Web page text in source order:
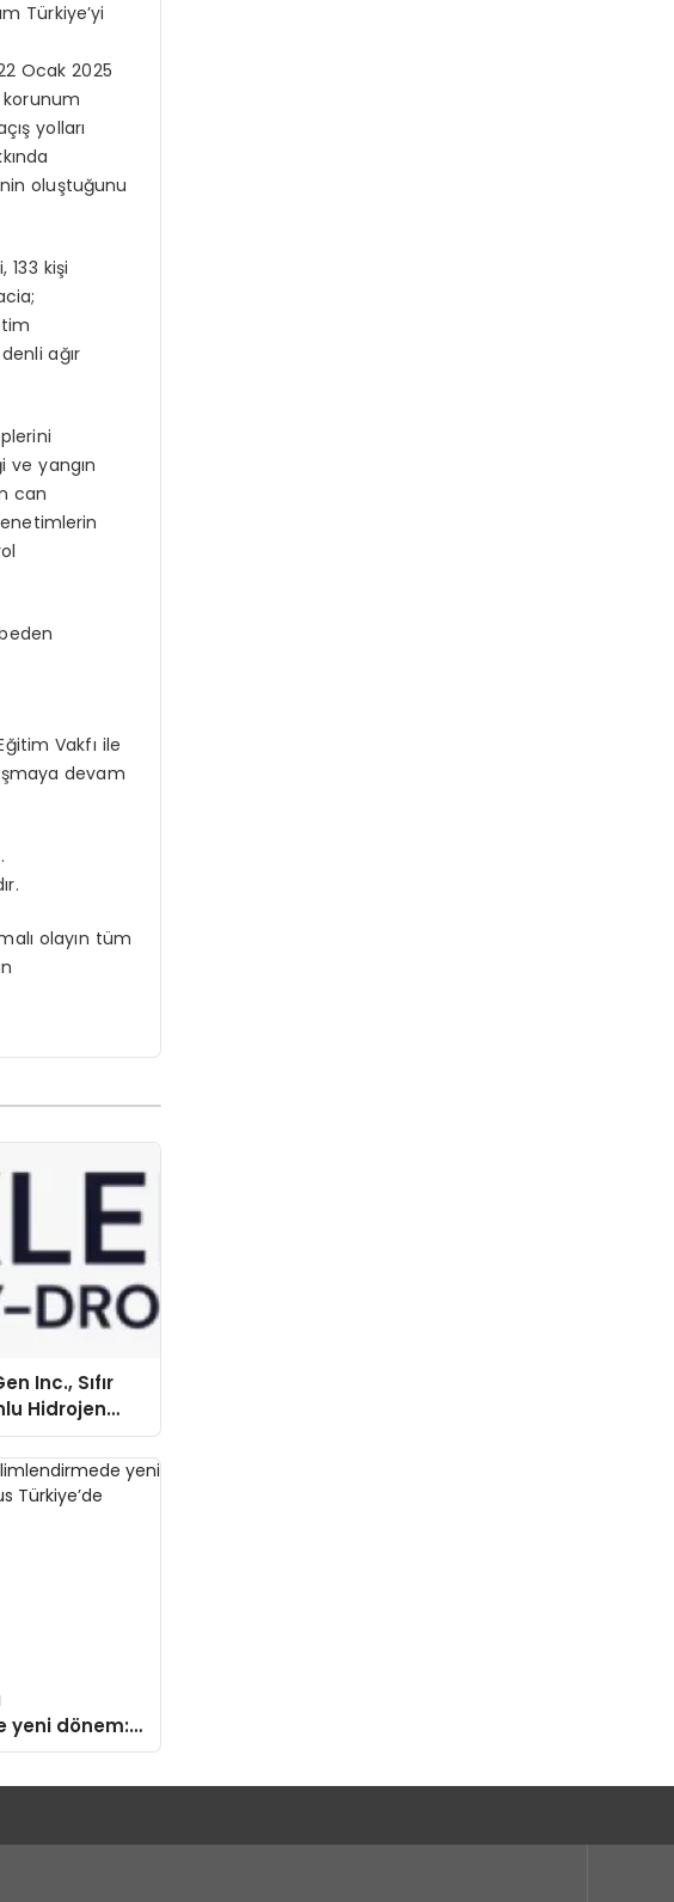
Türkiye’yi
Ocak 2025
korunum
yolları
oluştuğunu
kişi
ağır
ve yangın
can
Vakfı ile
devam
olayın tüm
Inc., Sıfır
Hidrojen
ISO ve
Onaylarını
yeni dönem: